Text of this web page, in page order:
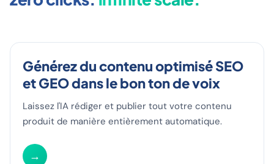
Générez du contenu optimisé SEO
et GEO dans le bon ton de voix
Laissez l'IA rédiger et publier tout votre contenu
produit de manière entièrement automatique.
→